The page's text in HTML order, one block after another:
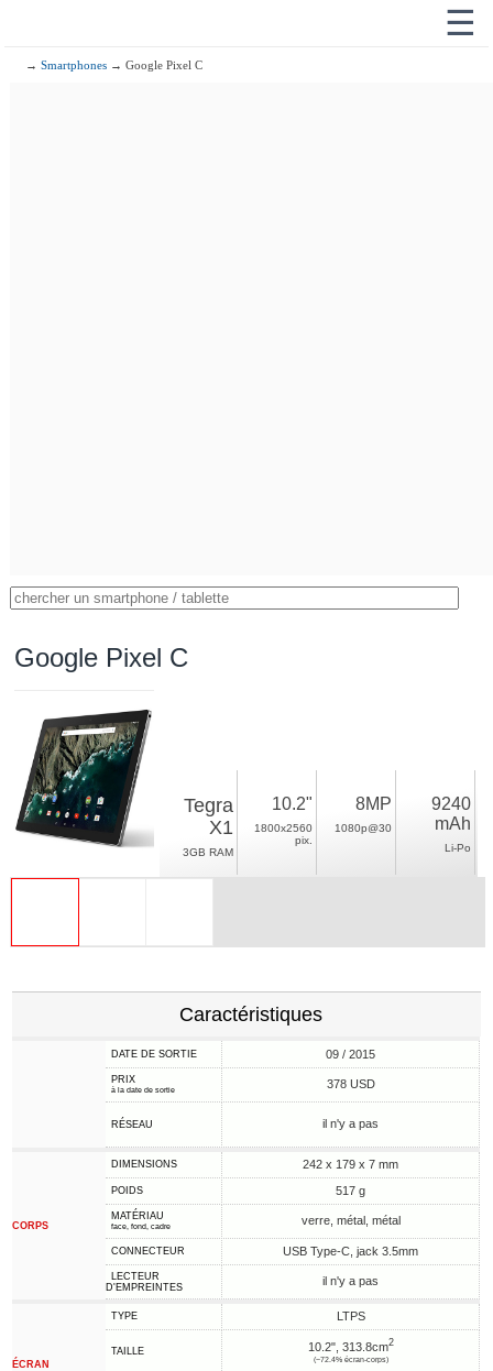
☰
→Smartphones → Google Pixel C
Google Pixel C
Tegra
X1
3GB RAM
10.2"
1800x2560
pix.
8MP
1080p@30
9240
mAh
Li-Po
Caractéristiques
DATE DE SORTIE 09 / 2015
PRIX
à la date de sortie 378 USD
RÉSEAU il n'y a pas
CORPS
DIMENSIONS 242 x 179 x 7 mm
POIDS 517 g
MATÉRIAU
face, fond, cadre verre, métal, métal
CONNECTEUR USB Type-C, jack 3.5mm
LECTEUR
D'EMPREINTES
il n'y a pas
ÉCRAN
TYPE LTPS
TAILLE 10.2", 313.8cm2
(~72.4% écran-corps)